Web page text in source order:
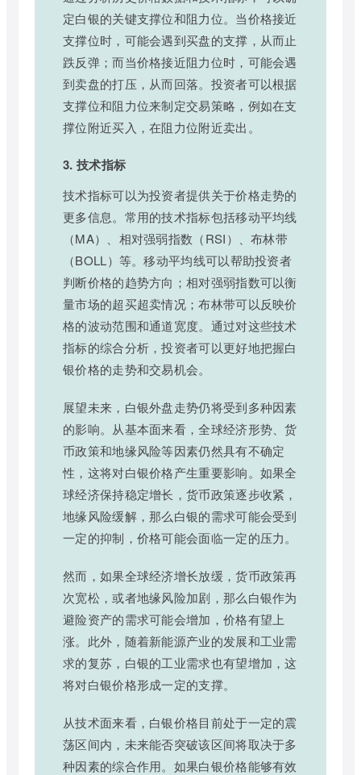
定白银的关键支撑位和阻力位。当价格接近
支撑位时，可能会遇到买盘的支撑，从而止
跌反弹；而当价格接近阻力位时，可能会遇
到卖盘的打压，从而回落。投资者可以根据
支撑位和阻力位来制定交易策略，例如在支
撑位附近买入，在阻力位附近卖出。
3. 技术指标
技术指标可以为投资者提供关于价格走势的
更多信息。常用的技术指标包括移动平均线
（MA）、相对强弱指数（RSI）、布林带
（BOLL）等。移动平均线可以帮助投资者
判断价格的趋势方向；相对强弱指数可以衡
量市场的超买超卖情况；布林带可以反映价
格的波动范围和通道宽度。通过对这些技术
指标的综合分析，投资者可以更好地把握白
银价格的走势和交易机会。
展望未来，白银外盘走势仍将受到多种因素
的影响。从基本面来看，全球经济形势、货
币政策和地缘风险等因素仍然具有不确定
性，这将对白银价格产生重要影响。如果全
球经济保持稳定增长，货币政策逐步收紧，
地缘风险缓解，那么白银的需求可能会受到
一定的抑制，价格可能会面临一定的压力。
然而，如果全球经济增长放缓，货币政策再
次宽松，或者地缘风险加剧，那么白银作为
避险资产的需求可能会增加，价格有望上
涨。此外，随着新能源产业的发展和工业需
求的复苏，白银的工业需求也有望增加，这
将对白银价格形成一定的支撑。
从技术面来看，白银价格目前处于一定的震
荡区间内，未来能否突破该区间将取决于多
种因素的综合作用。如果白银价格能够有效